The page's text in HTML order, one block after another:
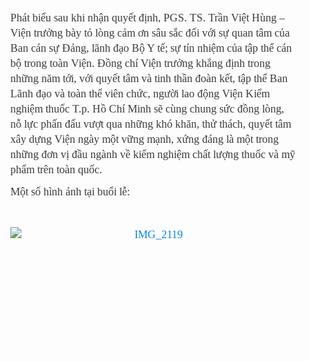
Phát biểu sau khi nhận quyết định, PGS. TS. Trần Việt Hùng –
Viện trưởng bày tỏ lòng cảm ơn sâu sắc đối với sự quan tâm của
Ban cán sự Đảng, lãnh đạo Bộ Y tế; sự tín nhiệm của tập thể cán
bộ trong toàn Viện. Đồng chí Viện trưởng khẳng định trong
những năm tới, với quyết tâm và tinh thần đoàn kết, tập thể Ban
Lãnh đạo và toàn thể viên chức, người lao động Viện Kiểm
nghiệm thuốc T.p. Hồ Chí Minh sẽ cùng chung sức đồng lòng,
nỗ lực phấn đấu vượt qua những khó khăn, thử thách, quyết tâm
xây dựng Viện ngày một vững mạnh, xứng đáng là một trong
những đơn vị đầu ngành về kiểm nghiệm chất lượng thuốc và mỹ
phẩm trên toàn quốc.
Một số hình ảnh tại buổi lễ: